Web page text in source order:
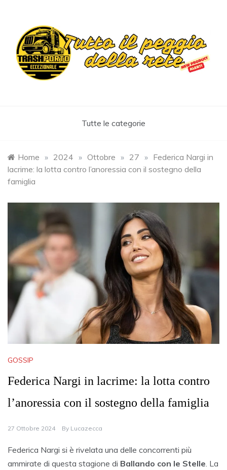
content
Tutte le categorie
Home » 2024 » Ottobre » 27 » Federica Nargi in
lacrime: la lotta contro l’anoressia con il sostegno della
famiglia
GOSSIP
Federica Nargi in lacrime: la lotta contro
l’anoressia con il sostegno della famiglia
27 Ottobre 2024 By Lucazecca
Federica Nargi si è rivelata una delle concorrenti più
ammirate di questa stagione di Ballando con le Stelle . La